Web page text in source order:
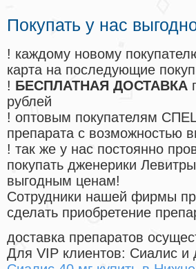
Покупать у нас
! каждому новому
карта на последующие
! БЕСПЛАТНАЯ ДОСТАВКА
рублей
! оптовым покупателям
препарата с возможностью
! так же у нас постоянно
покупать дженерики
выгодным ценам!
Cотрудники нашей фирмы
сделать приобретение
доставка препаратов
Для VIP клиентов: Сиалис и